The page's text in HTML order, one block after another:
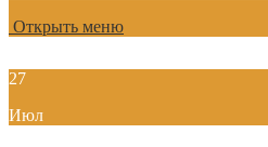
Открыть меню
27
Июл